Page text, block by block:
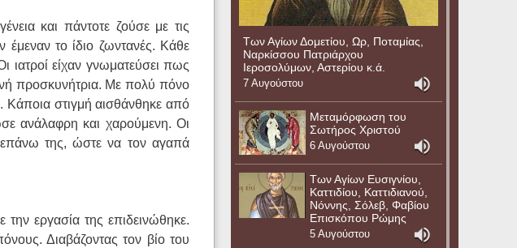
και πάντοτε ζούσε με τις
το ίδιο ζωντανές. Κάθε
ιατροί είχαν γνωματεύσει πως
προσκυνήτρια. Με πολύ πόνο
Κάποια στιγμή αισθάνθηκε από
ανάλαφρη και χαρούμενη. Οι
επάνω της, ώστε να τον αγαπά
εργασία της επιδεινώθηκε.
Διαβάζοντας τον βίο του
Των Αγίων Δομετίου, Ωρ, Ποταμίας,
Ναρκίσσου Πατριάρχου
Ιεροσολύμων, Αστερίου κ.ά.
7 Αυγούστου
Μεταμόρφωση του
Σωτήρος Χριστού
6 Αυγούστου
Των Αγίων Ευσιγνίου,
Καττιδίου, Καττιδιανού,
Νόννης, Σόλεβ, Φαβίου
Επισκόπου Ρώμης
5 Αυγούστου